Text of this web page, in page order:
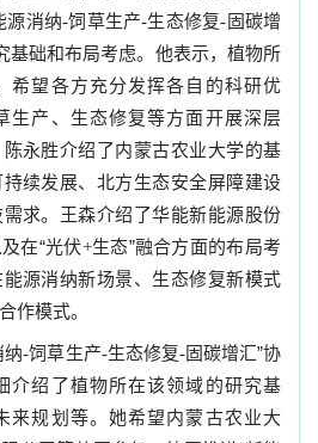
源消纳-饲草生产-生态修复-固碳增
基础和布局考虑。他表示，植物所
希望各方充分发挥各自的科研优
生产、生态修复等方面开展深层
永胜介绍了内蒙古农业大学的基
续发展、北方生态安全屏障建设
求。王森介绍了华能新能源股份
在“光伏+生态”融合方面的布局考
源消纳新场景、生态修复新模式
作模式。
纳-饲草生产-生态修复-固碳增汇”协
介绍了植物所在该领域的研究基
来规划等。她希望内蒙古农业大